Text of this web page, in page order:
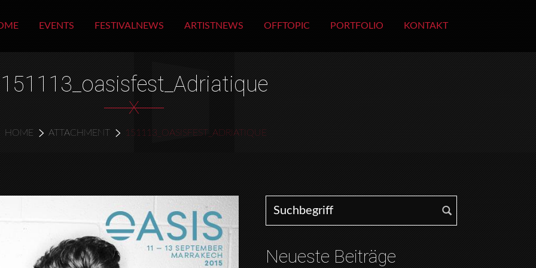
EVENTS FESTIVALNEWS ARTISTNEWS OFFTOPIC PORTFOLIO KONTAKT
151113_oasisfest_Adriatique
X
HOME ATTACHMENT 151113_OASISFEST_ADRIATIQUE
Search for:
Neueste Beiträge